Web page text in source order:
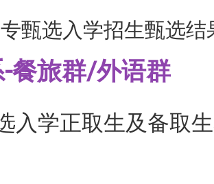
甄选入学招生甄选结
餐旅群/外语群
入学正取生及备取